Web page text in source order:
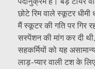
छोटे रिम वाले स्कूटर
मैं स्कूटर की गति पर गिर
सस्पेंशन की मांग कर दी
सहकर्मियों को यह
लाड़-प्यार वाली टश के